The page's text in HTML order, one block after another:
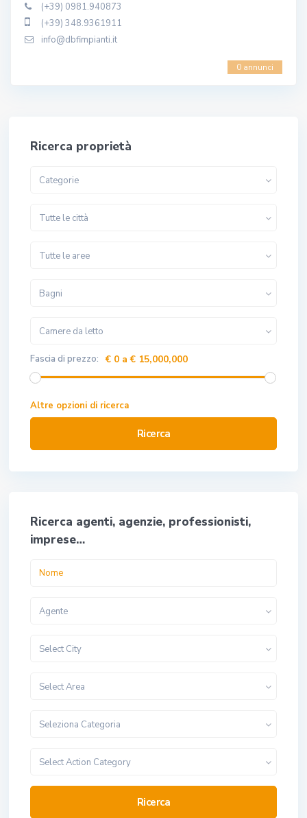
(+39) 0981.940873
(+39) 348.9361911
info@dbfimpianti.it
0 annunci
Ricerca proprietà
Categorie
Tutte le città
Tutte le aree
Bagni
Camere da letto
Fascia di prezzo: € 0 a € 15,000,000
Altre opzioni di ricerca
Ricerca
Ricerca agenti, agenzie, professionisti,
imprese…
Agente
Select City
Select Area
Seleziona Categoria
Select Action Category
Ricerca